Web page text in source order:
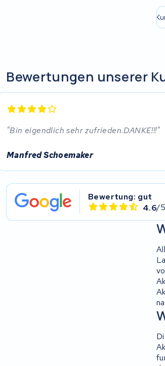
Bianchi
Stella
Winther
Zuchetti
E-kuma
Malaguti
Bewertungen unserer
Bin eigendlich sehr zufrieden.DANKE!!!
Manfred Schoemaker
Bewertung: gut
4.6/5